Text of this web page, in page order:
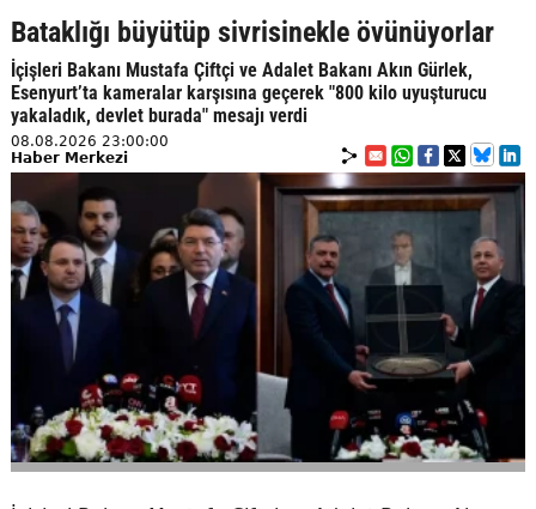
Bataklığı büyütüp sivrisinekle övünüyorlar
İçişleri Bakanı Mustafa Çiftçi ve Adalet Bakanı Akın Gürlek,
Esenyurt’ta kameralar karşısına geçerek "800 kilo uyuşturucu
yakaladık, devlet burada" mesajı verdi
08.08.2026 23:00:00
Haber Merkezi